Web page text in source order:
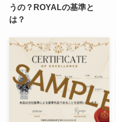
うの？ROYALの基準と
は？